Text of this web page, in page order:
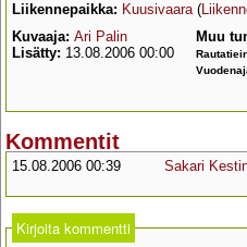
Liikennepaikka: Kuusivaara(
Kuvaaja: Ari Palin
Lisätty: 13.08.2006 00:00
Muu
Kommentit
15.08.2006 00:39 Sakari
Kirjoita kommentti